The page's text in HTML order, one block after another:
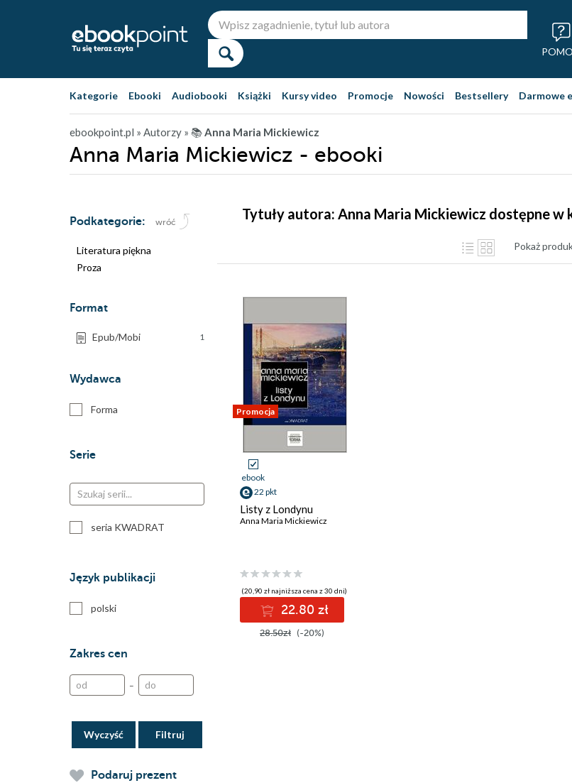
Kategorie Ebooki Audiobooki Książki Kursy video Promocje Nowości Bestsellery Darmowe
ebookpoint.pl » Autorzy » 📚Anna Maria Mickiewicz
Anna Maria Mickiewicz - ebooki
Podkategorie: wróć
Literatura piękna
Proza
Format
Epub/Mobi 1
Wydawca
Forma
Serie
seria KWADRAT
Język publikacji
polski
Zakres cen
–
Wyczyść
Podaruj prezent
Tytuły autora: Anna Maria Mickiewicz dostępne w
Pokaż
Promocja
ebook
22 pkt
Listy z Londynu
Anna Maria Mickiewicz
(20,90 zł najniższa cena z 30 dni)
22.80 zł
28.50zł (-20%)